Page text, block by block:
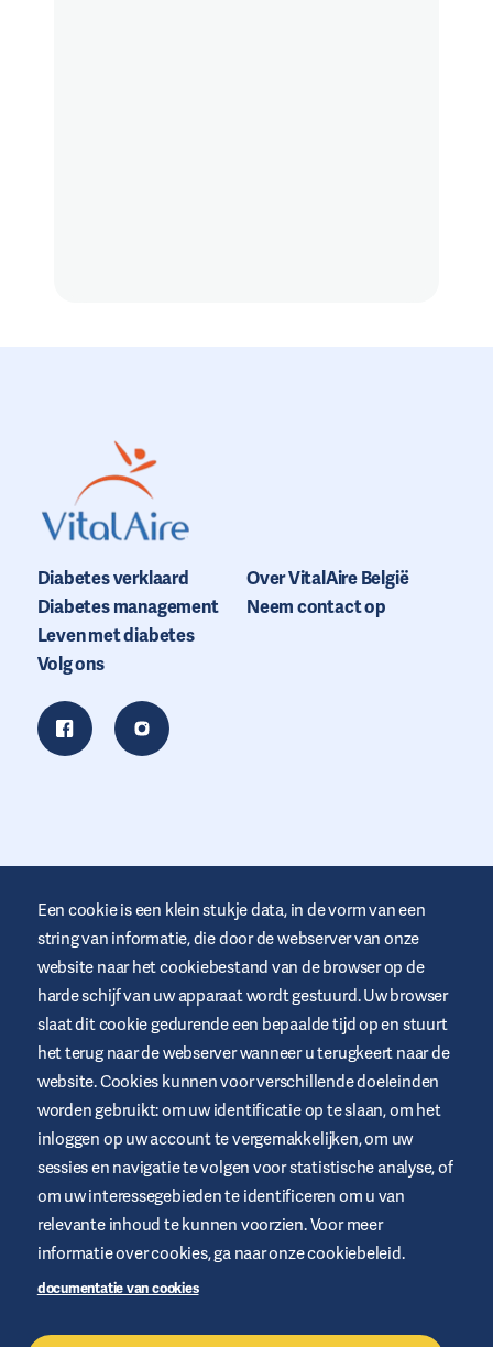
Diabetes verklaard
Diabetes management
Leven met diabetes
Over VitalAire België
Neem contact op
Volg ons
Deze website wordt door Air Liquide Healthcare aangeboden om
mensen met diabetes op te leiden en te ondersteunen. Het is
alleen ter informatie en komt niet in de plaats van medische
aanbevelingen. Vraag altijd advies aan een zorgprofessional.
Website voorwaarden
Privacybeleid
Cookies
Juridische kennisgeving
Sitemap
Beheer Cookies
Een cookie is een klein stukje data, in de vorm van een
string van informatie, die door de webserver van onze
website naar het cookiebestand van de browser op de
harde schijf van uw apparaat wordt gestuurd. Uw browser
slaat dit cookie gedurende een bepaalde tijd op en stuurt
het terug naar de webserver wanneer u terugkeert naar de
website. Cookies kunnen voor verschillende doeleinden
worden gebruikt: om uw identificatie op te slaan, om het
inloggen op uw account te vergemakkelijken, om uw
sessies en navigatie te volgen voor statistische analyse, of
om uw interessegebieden te identificeren om u van
relevante inhoud te kunnen voorzien. Voor meer
informatie over cookies, ga naar onze cookiebeleid.
documentatie van cookies